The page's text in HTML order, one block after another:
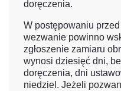
doręczenia.
W postępowaniu
wezwanie powinno
zgłoszenie zamiaru
wynosi dziesięć dni,
doręczenia, dni
niedziel. Jeżeli